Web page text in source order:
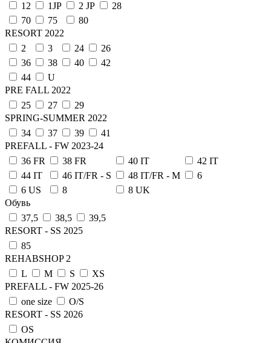
12
1JP 2 JP
28
70
75
80
RESORT 2022
2
3 24
26
36
38 40
42
44
U
PRE FALL 2022
25
27
29
SPRING-SUMMER 2022
34
37 39
41
PREFALL - FW 2023-24
36 FR
38 FR 40 IT
42 IT
44 IT
46 IT/FR - S 48 IT/FR - M
6
6 US
8
8 UK
Обувь
37,5
38,5
39,5
RESORT - SS 2025
85
REHABSHOP 2
L
M S
XS
PREFALL - FW 2025-26
one size
О/S
RESORT - SS 2026
OS